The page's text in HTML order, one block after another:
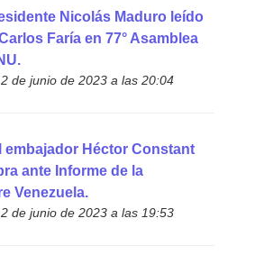
Nicolás Maduro leído
Faría en 77° Asamblea
de junio de 2023 a las 20:04
embajador Héctor Constant
ante Informe de la
Venezuela.
de junio de 2023 a las 19:53